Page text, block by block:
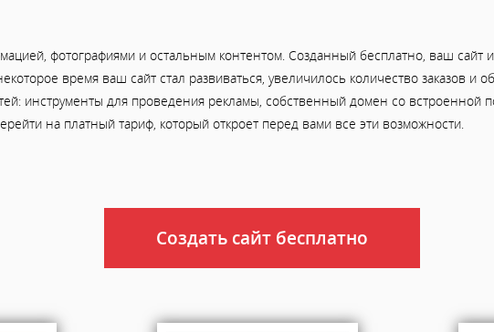
фотографиями и остальным контентом. Созданный бесплатно, ваш сайт
время ваш сайт стал развиваться, увеличилось количество заказов
инструменты для проведения рекламы, собственный домен со встроенной
на платный тариф, который откроет перед вами все эти возможности.
Создать сайт бесплатно